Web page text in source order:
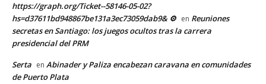
https://graph.org/Ticket--58146-05-02?
hs=d37611bd948867be131a3ec73059dab9& ⚙ en Reuniones
secretas en Santiago: los juegos ocultos tras la carrera
presidencial del PRM
Serta en Abinader y Paliza encabezan caravana en comunidades
de Puerto Plata